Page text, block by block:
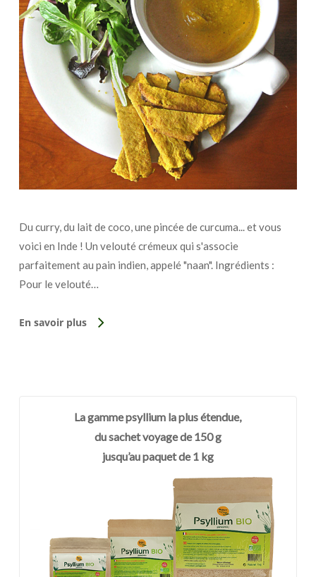
Du curry, du lait de coco, une pincée de curcuma... et vous
voici en Inde ! Un velouté crémeux qui s'associe
parfaitement au pain indien, appelé "naan". Ingrédients :
Pour le velouté…
En savoir plus
La gamme psyllium la plus étendue,
du sachet voyage de 150 g
jusqu’au paquet de 1 kg